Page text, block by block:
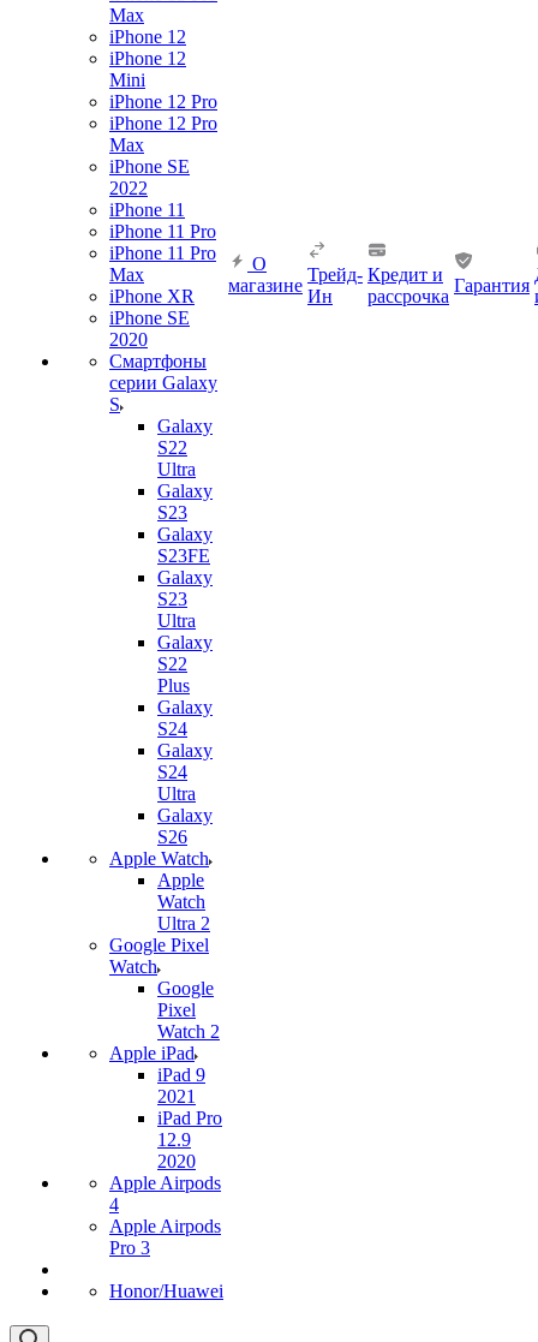
Max
iPhone 12
iPhone 12
Mini
iPhone 12 Pro
iPhone 12 Pro
Max
iPhone SE
2022
iPhone 11
iPhone 11 Pro
iPhone 11 Pro
Max
iPhone XR
iPhone SE
2020
Смартфоны
серии Galaxy
S
Galaxy
S22
Ultra
Galaxy
S23
Galaxy
S23FE
Galaxy
S23
Ultra
Galaxy
S22
Plus
Galaxy
S24
Galaxy
S24
Ultra
Galaxy
S26
Apple Watch
Apple
Watch
Ultra 2
Google Pixel
Watch
Google
Pixel
Watch 2
Apple iPad
iPad 9
2021
iPad Pro
12.9
2020
Apple Airpods
4
Apple Airpods
Pro 3
Honor/Huawei
О
магазине
Трейд-
Ин
Кредит и
рассрочка
Гарантия